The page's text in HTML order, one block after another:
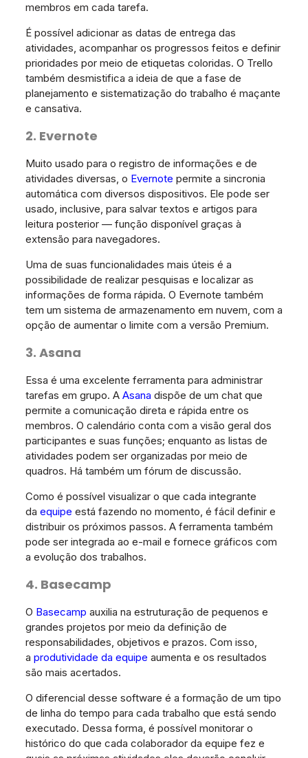
membros em cada tarefa.
É possível adicionar as datas de entrega das
atividades, acompanhar os progressos feitos e definir
prioridades por meio de etiquetas coloridas. O Trello
também desmistifica a ideia de que a fase de
planejamento e sistematização do trabalho é maçante
e cansativa.
2. Evernote
Muito usado para o registro de informações e de
atividades diversas, o Evernote permite a sincronia
automática com diversos dispositivos. Ele pode ser
usado, inclusive, para salvar textos e artigos para
leitura posterior — função disponível graças à
extensão para navegadores.
Uma de suas funcionalidades mais úteis é a
possibilidade de realizar pesquisas e localizar as
informações de forma rápida. O Evernote também
tem um sistema de armazenamento em nuvem, com a
opção de aumentar o limite com a versão Premium.
3. Asana
Essa é uma excelente ferramenta para administrar
tarefas em grupo. A Asana dispõe de um chat que
permite a comunicação direta e rápida entre os
membros. O calendário conta com a visão geral dos
participantes e suas funções; enquanto as listas de
atividades podem ser organizadas por meio de
quadros. Há também um fórum de discussão.
Como é possível visualizar o que cada integrante
da equipe está fazendo no momento, é fácil definir e
distribuir os próximos passos. A ferramenta também
pode ser integrada ao e-mail e fornece gráficos com
a evolução dos trabalhos.
4. Basecamp
O Basecamp auxilia na estruturação de pequenos e
grandes projetos por meio da definição de
responsabilidades, objetivos e prazos. Com isso,
a produtividade da equipe aumenta e os resultados
são mais acertados.
O diferencial desse software é a formação de um tipo
de linha do tempo para cada trabalho que está sendo
executado. Dessa forma, é possível monitorar o
histórico do que cada colaborador da equipe fez e